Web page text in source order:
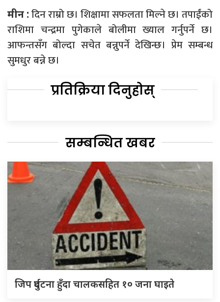
मीन :दिन राम्रो छ। शिक्षामा सफलता मिल्ने छ। तपाईंको
राशिमा चन्द्रमा पुगेकाले बोलीमा ख्याल गर्नुपर्ने छ।
आफन्तसँग बोल्दा सचेत बन्नुपर्ने देखिन्छ। प्रेम सम्बन्ध
सुमधुर बन्ने छ।
प्रतिक्रिया दिनुहोस्
सम्बन्धित खबर
जिप दुर्घटना हुँदा चालकसहित १० जना घाइते